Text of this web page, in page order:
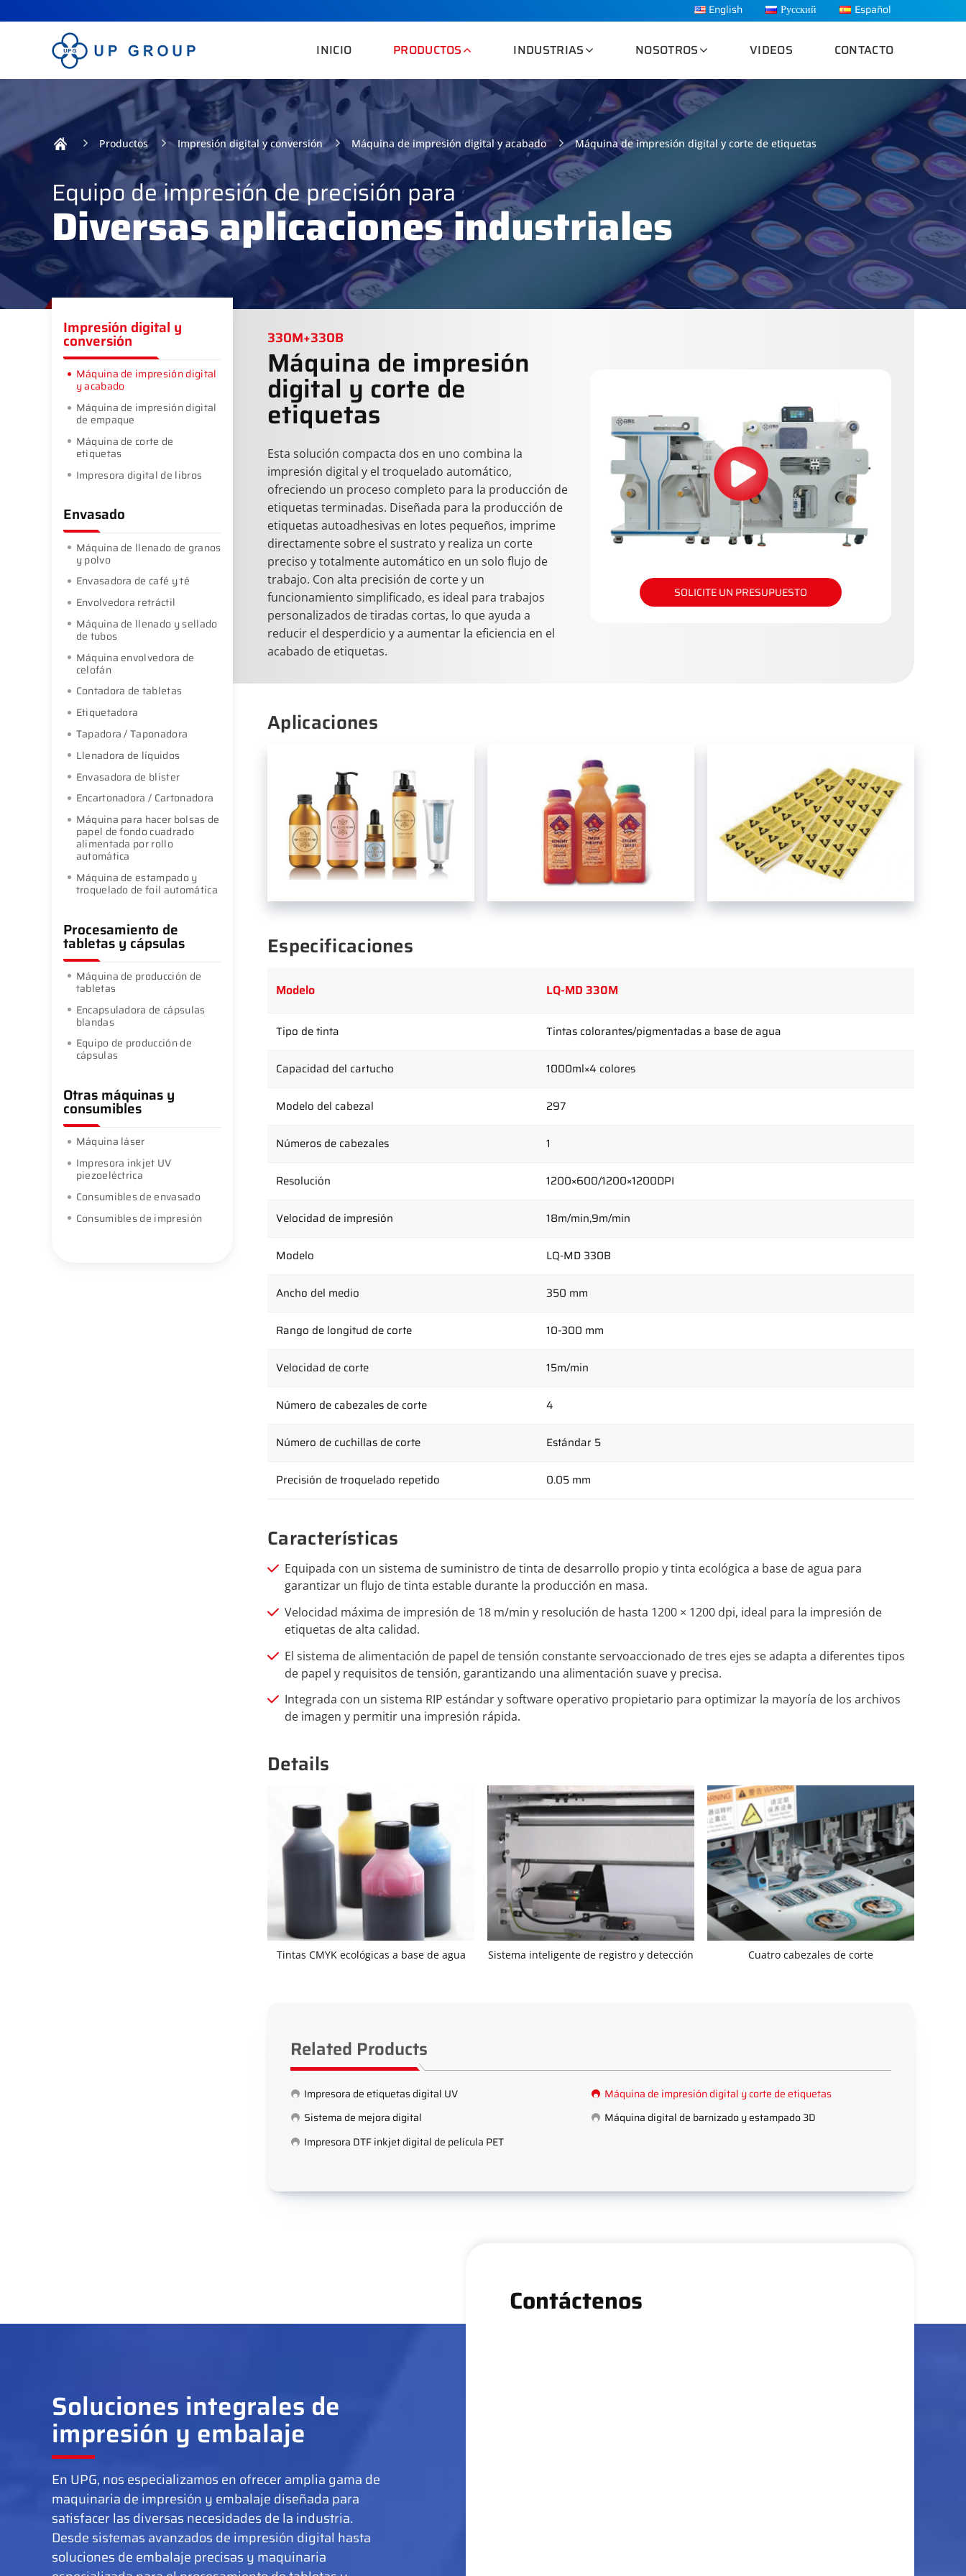
English Русский Español
INICIO PRODUCTOS INDUSTRIAS NOSOTROS VIDEOS CONTACTO
Productos Impresión digital y conversión Máquina de impresión digital y acabado Máquina de impresión digital y corte de etiquetas
Equipo de impresión de precisión para
Diversas aplicaciones industriales
SOLICITE UN PRESUPUESTO
330M+330B
Máquina de impresión
digital y corte de
etiquetas
Esta solución compacta dos en uno combina la
impresión digital y el troquelado automático,
ofreciendo un proceso completo para la producción de
etiquetas terminadas. Diseñada para la producción de
etiquetas autoadhesivas en lotes pequeños, imprime
directamente sobre el sustrato y realiza un corte
preciso y totalmente automático en un solo flujo de
trabajo. Con alta precisión de corte y un
funcionamiento simplificado, es ideal para trabajos
personalizados de tiradas cortas, lo que ayuda a
reducir el desperdicio y a aumentar la eficiencia en el
acabado de etiquetas.
Aplicaciones
Especificaciones
Modelo LQ-MD 330M
Tipo de tinta Tintas colorantes/pigmentadas a base de agua
Capacidad del cartucho 1000ml×4 colores
Modelo del cabezal 297
Números de cabezales 1
Resolución 1200×600/1200×1200DPI
Velocidad de impresión 18m/min,9m/min
Modelo LQ-MD 330B
Ancho del medio 350 mm
Rango de longitud de corte 10-300 mm
Velocidad de corte 15m/min
Número de cabezales de corte 4
Número de cuchillas de corte Estándar 5
Precisión de troquelado repetido 0.05 mm
Características
Equipada con un sistema de suministro de tinta de desarrollo propio y tinta ecológica a base de agua para
garantizar un flujo de tinta estable durante la producción en masa.
Velocidad máxima de impresión de 18 m/min y resolución de hasta 1200 × 1200 dpi, ideal para la impresión de
etiquetas de alta calidad.
El sistema de alimentación de papel de tensión constante servoaccionado de tres ejes se adapta a diferentes tipos
de papel y requisitos de tensión, garantizando una alimentación suave y precisa.
Integrada con un sistema RIP estándar y software operativo propietario para optimizar la mayoría de los archivos
de imagen y permitir una impresión rápida.
Details
Tintas CMYK ecológicas a base de agua Sistema inteligente de registro y detección Cuatro cabezales de corte
Related Products
Impresora de etiquetas digital UV
Máquina de impresión digital y corte de etiquetas
Sistema de mejora digital
Máquina digital de barnizado y estampado 3D
Impresora DTF inkjet digital de película PET
Impresión digital y
conversión
Máquina de impresión digital
y acabado
Máquina de impresión digital
de empaque
Máquina de corte de
etiquetas
Impresora digital de libros
Envasado
Máquina de llenado de granos
y polvo
Envasadora de café y té
Envolvedora retráctil
Máquina de llenado y sellado
de tubos
Máquina envolvedora de
celofán
Contadora de tabletas
Etiquetadora
Tapadora / Taponadora
Llenadora de líquidos
Envasadora de blíster
Encartonadora / Cartonadora
Máquina para hacer bolsas de
papel de fondo cuadrado
alimentada por rollo
automática
Máquina de estampado y
troquelado de foil automática
Procesamiento de
tabletas y cápsulas
Máquina de producción de
tabletas
Encapsuladora de cápsulas
blandas
Equipo de producción de
cápsulas
Otras máquinas y
consumibles
Máquina láser
Impresora inkjet UV
piezoeléctrica
Consumibles de envasado
Consumibles de impresión
Soluciones integrales de
impresión y embalaje
En UPG, nos especializamos en ofrecer amplia gama de
maquinaria de impresión y embalaje diseñada para
satisfacer las diversas necesidades de la industria.
Desde sistemas avanzados de impresión digital hasta
soluciones de embalaje precisas y maquinaria
Contáctenos